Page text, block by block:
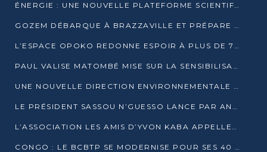
ÉNERGIE : UNE NOUVELLE PLATEFORME SCIENTIFIQUE POUR LA TRANSITION ÉNERGÉTIQUE EN AFRIQUE CENTRALE
GOZEM DÉBARQUE À BRAZZAVILLE ET PRÉPARE SON ARRIVÉE À POINTE-NOIRE
L’ESPACE OPOKO REDONNE ESPOIR À PLUS DE 775 ÉLÈVES AUTOCHTONES DANS LE NORD DU CONGO
PAUL VALISE MATOMBÉ MISE SUR LA SENSIBILISATION POUR ÉRAQUER LE GRAND BANDITISME
UNE NOUVELLE DIRECTION ENVIRONNEMENTALE POUR RENFORCER LA GESTION DES DONNÉES AU CONGO
LE PRÉSIDENT SASSOU N’GUESSO LANCE PAR ANTICIPATION LA 39ÈME JOURNÉE NATIONALE DE L’ARBRE
L’ASSOCIATION LES AMIS D’YVON KABA APPELLENT DENIS SASSOU N’GUESSO À SE PORTER CANDIDAT
CONGO : LE BCBTP SE MODERNISE POUR SES 40 ANS D’EXISTENCE